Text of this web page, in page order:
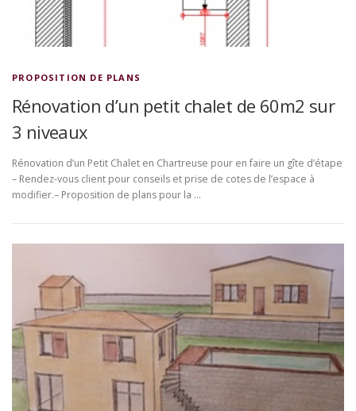
PROPOSITION DE PLANS
Rénovation d’un petit chalet de 60m2 sur
3 niveaux
Rénovation d’un Petit Chalet en Chartreuse pour en faire un gîte d’étape
– Rendez-vous client pour conseils et prise de cotes de l’espace à
modifier.– Proposition de plans pour la …